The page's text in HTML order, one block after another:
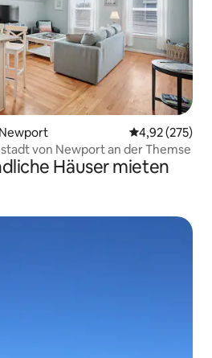
4,92 (275)
von Newport an der Themse
Häuser mieten